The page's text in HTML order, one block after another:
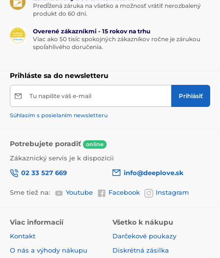
Predĺžená záruka na všetko a možnosť vrátiť nerozbalený
produkt do 60 dní.
Overené zákazníkmi - 15 rokov na trhu
Viac ako 50 tisíc spokojných zákazníkov ročne je zárukou
spoľahlivého doručenia.
Prihláste sa do newsletteru
Tu napíšte váš e-mail Prihlásiť
Súhlasím s posielaním newsletteru
Potrebujete poradiť online
Zákaznický servis je k dispozícii
02 33 527 669
info@deeplove.sk
Sme tiež na: Youtube Facebook Instagram
Viac informacií
Kontakt
O nás a výhody nákupu
Všetko k nákupu
Darčekové poukazy
Diskrétná zásilka